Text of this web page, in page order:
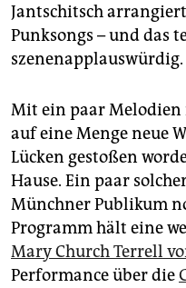
Jantschitsch
Punksongs – und das
szenenapplauswürdig.
Mit ein paar Melodien
auf eine Menge neue
Lücken gestoßen
Hause. Ein paar
Münchner Publikum
Programm hält eine
Mary Church Terrell
Performance über die